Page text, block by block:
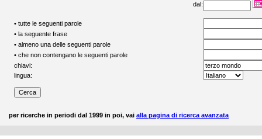
dal:
• tutte le seguenti parole
• la seguente frase
• almeno una delle seguenti parole
• che non contengano le seguenti parole
chiavi:
lingua:
per ricerche in periodi dal 1999 in poi, vai alla pagina di ricerca avanzata